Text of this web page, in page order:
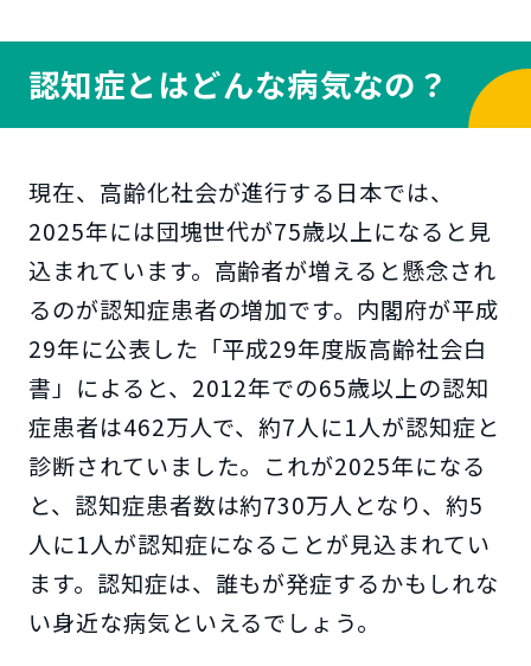
認知症とはどんな病気なの？
現在、高齢化社会が進行する日本では、
2025年には団塊世代が75歳以上になると見
込まれています。高齢者が増えると懸念され
るのが認知症患者の増加です。内閣府が平成
29年に公表した「平成29年度版高齢社会白
書」によると、2012年での65歳以上の認知
症患者は462万人で、約7人に1人が認知症と
診断されていました。これが2025年になる
と、認知症患者数は約730万人となり、約5
人に1人が認知症になることが見込まれてい
ます。認知症は、誰もが発症するかもしれな
い身近な病気といえるでしょう。